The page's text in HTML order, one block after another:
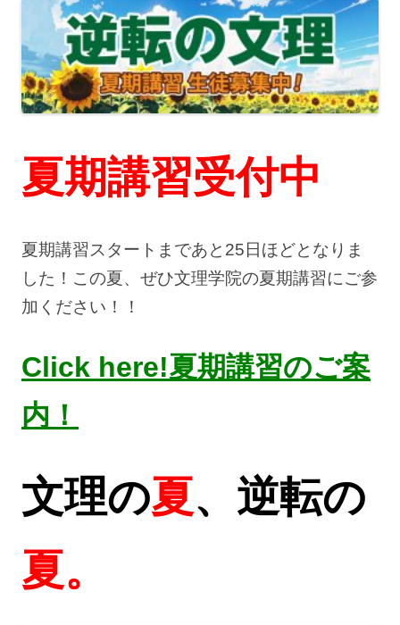
夏期講習受付中
夏期講習スタートまであと25日ほどとなりま
した！この夏、ぜひ文理学院の夏期講習にご参
加ください！！
Click here!夏期講習のご案
内！
文理の夏、逆転の
夏。